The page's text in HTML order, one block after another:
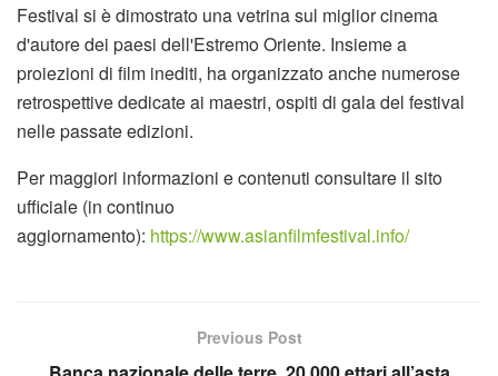
Festival si è dimostrato una vetrina sul miglior cinema
d'autore dei paesi dell'Estremo Oriente. Insieme a
proiezioni di film inediti, ha organizzato anche numerose
retrospettive dedicate ai maestri, ospiti di gala del festival
nelle passate edizioni.
Per maggiori informazioni e contenuti consultare il sito
ufficiale (in continuo
aggiornamento): https://www.asianfilmfestival.info/
Previous Post